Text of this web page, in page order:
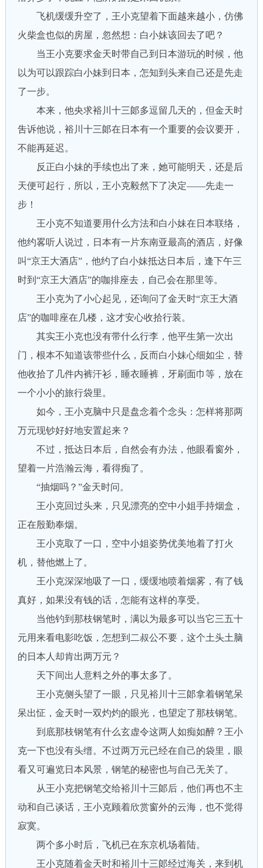
飞机缓缓升空了，王小克望着下面越来越小，仿佛
火柴盒也似的房屋，忽然想：白小妹该回去了吧？
当王小克要求金天时带自己到日本游玩的时候，他
以为可以跟踪白小妹到日本，怎知到头来自己还是先走
了一步。
本来，他央求裕川十三郞多逗留几天的，但金天时
吿诉他说，裕川十三郞在日本有一个重要的会议要开，
不能再延迟。
反正白小妹的手续也出了来，她可能明天，还是后
天便可起行，所以，王小克毅然下了决定——先走一
步！
王小克不知道要用什么方法和白小妹在日本联络，
他约畧听人说过，日本有一片东南亚最高的酒店，好像
叫“京王大酒店”，他约了白小妹抵达日本后，逢下午三
时到“京王大酒店”的咖排座去，自己会在那里等。
王小克为了小心起见，还询问了金天时“京王大酒
店”的咖啡座在几楼，这才安心收拾行装。
其实王小克也没有带什么行李，他平生第一次出
门，根本不知道该带些什么，反而白小妹心细如尘，替
他收拾了几件内裤汗衫，睡衣睡裤，牙刷面巾等，放在
一个小小的旅行袋里。
如今，王小克脑中只是盘念着个念头：怎样将那两
万元现钞好好地安置起来？
不过，抵达日本后，自然会有办法，他眼看窗外，
望着一片浩瀚云海，看得痴了。
“抽烟吗？”金天时问。
王小克回过头来，只见漂亮的空中小姐手持烟盒，
正在殷勤奉烟。
王小克取了一口，空中小姐姿势优美地着了打火
机，替他燃上了。
王小克深深地吸了一口，缓缓地喷着烟雾，有了钱
真好，如果没有钱的话，怎能有这样的享受。
当他钓到那枝钢笔时，满以为最多可以当它三五十
元用来看电影吃饭，怎想到二叔公不要，这个土头土脑
的日本人却肯出两万元？
天下间出人意料之外的事太多了。
王小克侧头望了一眼，只见裕川十三郞拿着钢笔呆
呆出怔，金天时一双灼灼的眼光，也望定了那枝钢笔。
到底那枝钢笔有什么玄虚令这两人如痴如醉？王小
克一下也没有头缙。不过两万元已经在自己的袋里，眼
看又可遍览日本风景，钢笔的秘密也与自己无关了。
从王小克把钢笔交给裕川十三郞后，他们再也不主
动和自己谈话，王小克顾着欣赏窗外的云海，也不觉得
寂寞。
两个多小时后，飞机已在东京机场着陆。
王小克随着金天时和裕川十三郞经过海关，来到机